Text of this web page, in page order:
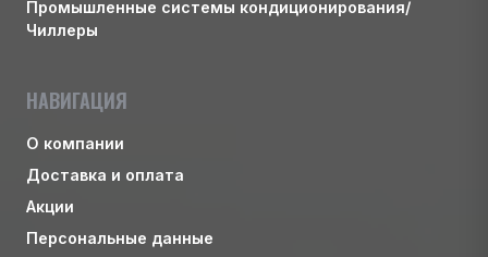
Промышленные системы кондиционирования/
Чиллеры
НАВИГАЦИЯ
О компании
Доставка и оплата
Акции
Персональные данные